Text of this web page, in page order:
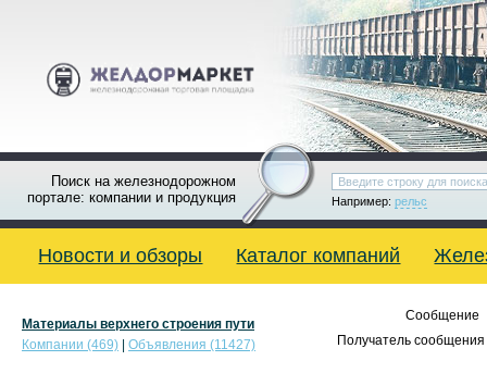
Поиск на железнодорожном
портале: компании и продукция
Например: рельс
Новости и обзоры Каталог компаний
Сообщение
Получатель сообщения
Материалы верхнего строения пути
Компании (469)
Объявления (11427)